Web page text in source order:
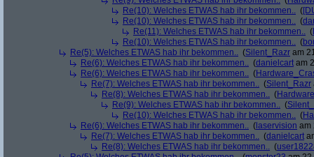
Re(10): Welches ETWAS hab ihr bekommen.. (
Re(10): Welches ETWAS hab ihr bekommen.. (
Re(11): Welches ETWAS hab ihr bekommen.. (
Re(10): Welches ETWAS hab ihr bekommen.. (
Re(5): Welches ETWAS hab ihr bekommen.. (Silent_Razr am
Re(6): Welches ETWAS hab ihr bekommen.. (danielcart am
Re(6): Welches ETWAS hab ihr bekommen.. (
Re(7): Welches ETWAS hab ihr bekommen.. (Silent_Razr
Re(8): Welches ETWAS hab ihr bekommen.. (
Re(9): Welches ETWAS hab ihr bekommen.. (
Re(10): Welches ETWAS hab ihr bekommen.. (
Re(6): Welches ETWAS hab ihr bekommen.. ( laservision am
Re(7): Welches ETWAS hab ihr bekommen.. (danielcart
Re(8): Welches ETWAS hab ihr bekommen.. (